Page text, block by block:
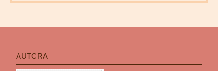
AUTORA